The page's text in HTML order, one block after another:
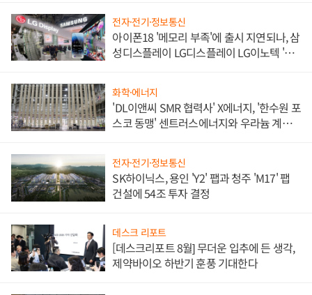
전자·전기·정보통신
아이폰18 '메모리 부족'에 출시 지연되나, 삼
성디스플레이 LG디스플레이 LG이노텍 '탈
화학·에너지
'DL이앤씨 SMR 협력사' X에너지, '한수원 포
스코 동맹' 센트러스에너지와 우라늄 계약
전자·전기·정보통신
SK하이닉스, 용인 'Y2' 팹과 청주 'M17' 팹
건설에 54조 투자 결정
데스크 리포트
[데스크리포트 8월] 무더운 입추에 든 생각,
제약바이오 하반기 훈풍 기대한다